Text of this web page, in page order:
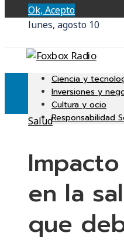
Ok, Acepto
lunes, agosto 10
Ciencia y
Inversiones y
Cultura y ocio
Responsabilidad
Salud
en la
que